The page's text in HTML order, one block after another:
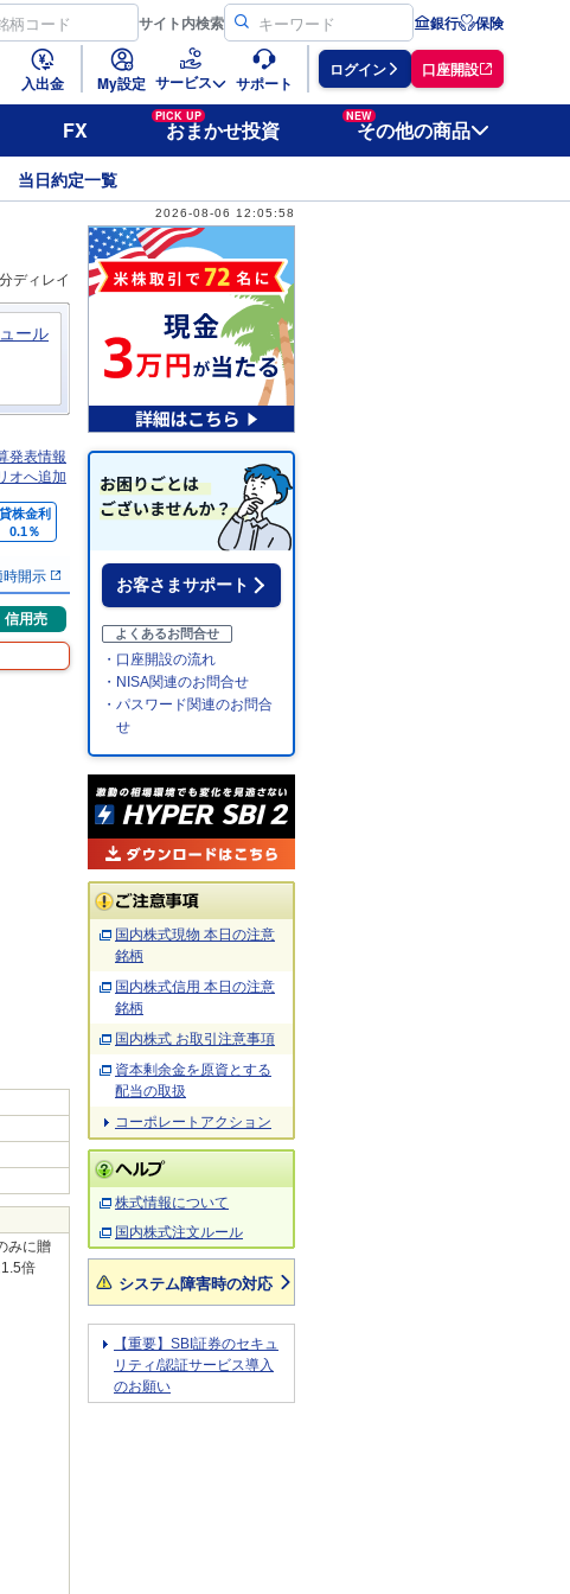
サイト内検索 銀行 保険
入出金 My設定 サービス サポート
ログイン 口座開設
FX
PICK UP
おまかせ投資
NEW
その他の商品
当日約定一覧
2026-08-06 12:05:58
ディレイ
ール
発表情報
オへ追加
貸株金利
0.1％
時開示
信用売
みに贈
倍
お客さまサポート
よくあるお問合せ
・口座開設の流れ
・NISA関連のお問合せ
・パスワード関連のお問合
せ
国内株式現物 本日の注意
銘柄
国内株式信用 本日の注意
銘柄
国内株式 お取引注意事項
資本剰余金を原資とする
配当の取扱
コーポレートアクション
株式情報について
国内株式注文ルール
システム障害時の対応
【重要】SBI証券のセキュ
リティ/認証サービス導入
のお願い